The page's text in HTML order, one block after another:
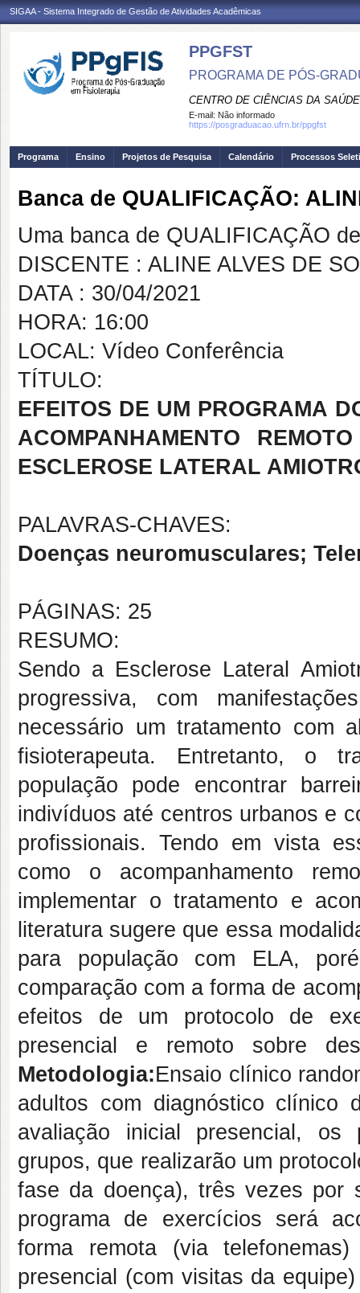
SIGAA - Sistema Integrado de Gestão de Atividades Acadêmicas
PPGFST
PROGRAMA DE PÓS-
CENTRO DE CIÊNCIAS DA SAÚDE
E-mail: Não informado
https://posgraduacao.ufrn.br/ppgfst
Programa Ensino Projetos de Pesquisa Calendário Processos
Banca de QUALIFICAÇÃO:
Uma banca de QUALIFICAÇÃO
DISCENTE : ALINE ALVES DE
DATA : 30/04/2021
HORA: 16:00
LOCAL: Vídeo Conferência
TÍTULO:
EFEITOS DE UM PROGRAMA
ACOMPANHAMENTO
ESCLEROSE LATERAL
PALAVRAS-CHAVES:
Doenças neuromusculares;
PÁGINAS: 25
RESUMO:
Sendo a Esclerose Lateral
progressiva, com
necessário um tratamento com
fisioterapeuta. Entretanto, o
população pode encontrar
indivíduos até centros urbanos e
profissionais. Tendo em vista
como o acompanhamento
implementar o tratamento e
literatura sugere que essa
para população com ELA,
comparação com a forma de
efeitos de um protocolo de
presencial e remoto sobre
Metodologia:Ensaio clínico
adultos com diagnóstico clínico
avaliação inicial presencial, os
grupos, que realizarão um
fase da doença), três vezes por
programa de exercícios será
forma remota (via
presencial (com visitas da